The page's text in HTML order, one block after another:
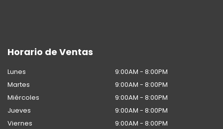
Horario de Ventas
Lunes
9:00AM - 8:00PM
Martes
9:00AM - 8:00PM
Miércoles
9:00AM - 8:00PM
Jueves
9:00AM - 8:00PM
Viernes
9:00AM - 8:00PM